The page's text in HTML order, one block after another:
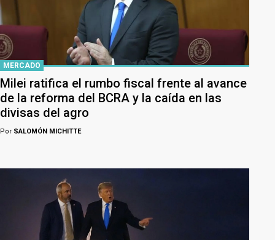
MERCADO
Milei ratifica el rumbo fiscal frente al avance
de la reforma del BCRA y la caída en las
divisas del agro
Por SALOMÓN MICHITTE